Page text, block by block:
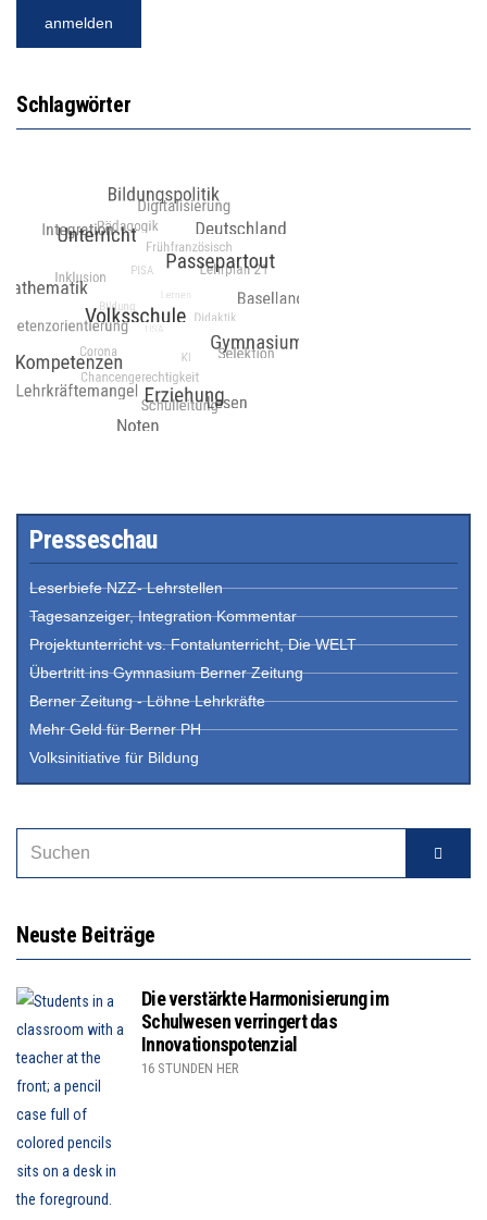
Schlagwörter
Presseschau
Leserbiefe NZZ- Lehrstellen
Tagesanzeiger, Integration Kommentar
Projektunterricht vs. Fontalunterricht, Die WELT
Übertritt ins Gymnasium Berner Zeitung
Berner Zeitung - Löhne Lehrkräfte
Mehr Geld für Berner PH
Volksinitiative für Bildung
Neuste Beiträge
Die verstärkte Harmonisierung im
Schulwesen verringert das
Innovationspotenzial
16 STUNDEN HER